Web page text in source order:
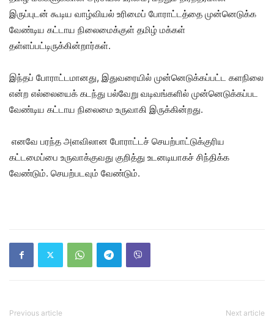
இருப்புடன் கூடிய வாழ்வியல் உரிமைப் போராட்டத்தை முன்னெடுக்க
வேண்டிய கட்டாய நிலைமைக்குள் தமிழ் மக்கள்
தள்ளப்பட்டிருக்கின்றார்கள்.
இந்தப் போராட்டமானது, இதுவரையில் முன்னெடுக்கப்பட்ட களநிலை
என்ற எல்லையைக் கடந்து பல்வேறு வடிவங்களில் முன்னெடுக்கப்பட
வேண்டிய கட்டாய நிலைமை உருவாகி இருக்கின்றது.
எனவே பரந்த அளவிலான போராட்டச் செயற்பாட்டுக்குரிய
கட்டமைப்பை உருவாக்குவது குறித்து உடனடியாகச் சிந்திக்க
வேண்டும். செயற்படவும் வேண்டும்.
Previous article Next article